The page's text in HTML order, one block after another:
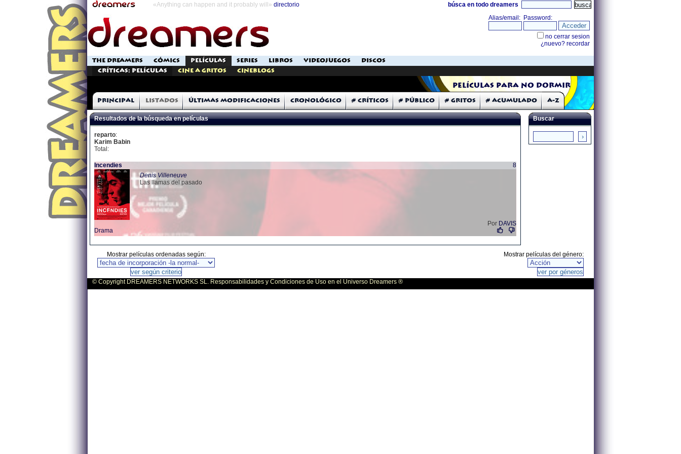
«Anything can happen and it probably will» directorio búsca en todo dreamers
THE DREAMERS CÓMICS PELÍCULAS SERIES LIBROS VIDEOJUEGOS
DISCOS
Críticas: Películas
Cine a Gritos Cineblogs
Películas para no dormir
Principal Listados Últimas modificaciones Cronológico # Críticos # Público # Gritos # Acumulado A-Z
Resultados de la búsqueda en películas
reparto:
Karim Babin
Total:
Incendies
8
Denis Villeneuve
Las llamas del pasado
Por DAVIS
Drama
Buscar
Mostrar películas ordenadas según: Mostrar películas del género:
© Copyright DREAMERS NETWORKS SL. Responsabilidades y Condiciones de Uso en el Universo Dreamers ®